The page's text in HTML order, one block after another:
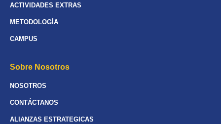
ACTIVIDADES EXTRAS
METODOLOGÍA
CAMPUS
Sobre Nosotros
NOSOTROS
CONTÁCTANOS
ALIANZAS ESTRATEGICAS